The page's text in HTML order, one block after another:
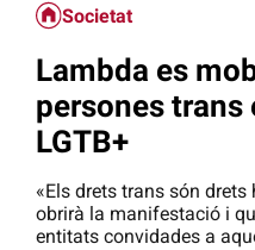
Societat
Lambda es
persones trans
LGTB+
«Els drets trans són
obrirà la manifestació i
entitats convidades a